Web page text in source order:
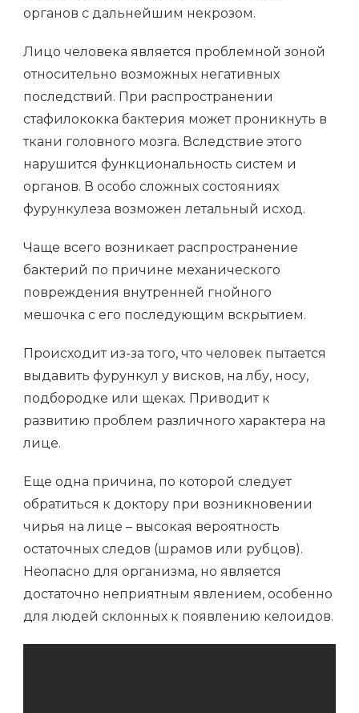
органов с дальнейшим некрозом.
Лицо человека является проблемной зоной
относительно возможных негативных
последствий. При распространении
стафилококка бактерия может проникнуть в
ткани головного мозга. Вследствие этого
нарушится функциональность систем и
органов. В особо сложных состояниях
фурункулеза возможен летальный исход.
Чаще всего возникает распространение
бактерий по причине механического
повреждения внутренней гнойного
мешочка с его последующим вскрытием.
Происходит из-за того, что человек пытается
выдавить фурункул у висков, на лбу, носу,
подбородке или щеках. Приводит к
развитию проблем различного характера на
лице.
Еще одна причина, по которой следует
обратиться к доктору при возникновении
чирья на лице – высокая вероятность
остаточных следов (шрамов или рубцов).
Неопасно для организма, но является
достаточно неприятным явлением, особенно
для людей склонных к появлению келоидов.